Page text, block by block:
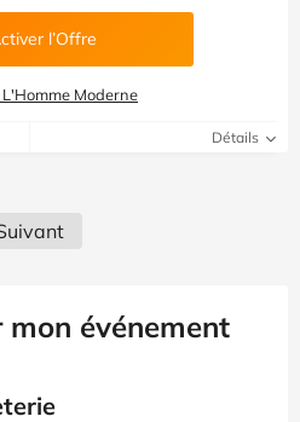
l’Offre
Moderne
Détails
mon événement